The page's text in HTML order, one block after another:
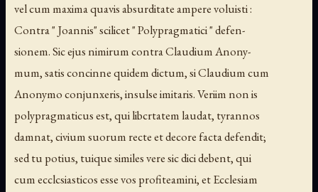
vel cum maxima quavis absurditate ampere voluisti :
Contra " Joannis" scilicet " Polypragmatici " defen-
sionem. Sic ejus nimirum contra Claudium Anony-
mum, satis concinne quidem dictum, si Claudium cum
Anonymo conjunxeris, insulse imitaris. Veriim non is
polypragmaticus est, qui libcrtatem laudat, tyrannos
damnat, civium suorum recte et decore facta defendit;
sed tu potius, tuique similes vere sic dici debent, qui
cum ecclcsiasticos esse vos profiteamini, et Ecclesiam